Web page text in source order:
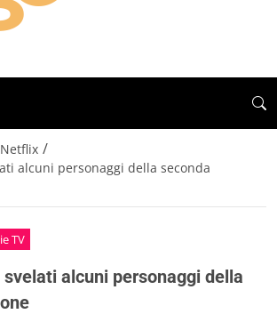
Netflix /
alcuni personaggi della seconda
TV
alcuni personaggi della